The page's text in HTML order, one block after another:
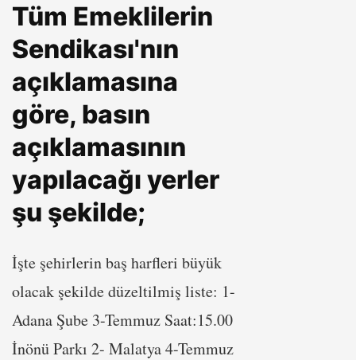
Tüm Emeklilerin
Sendikası'nın
açıklamasına
göre, basın
açıklamasının
yapılacağı yerler
şu şekilde;
İşte şehirlerin baş harfleri büyük
olacak şekilde düzeltilmiş liste: 1-
Adana Şube 3-Temmuz Saat:15.00
İnönü Parkı 2- Malatya 4-Temmuz